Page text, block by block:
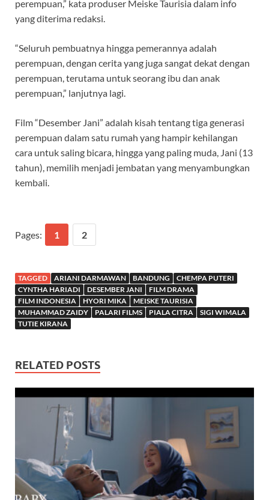
perempuan,” kata produser Meiske Taurisia dalam info
yang diterima redaksi.
“Seluruh pembuatnya hingga pemerannya adalah
perempuan, dengan cerita yang juga sangat dekat dengan
perempuan, terutama untuk seorang ibu dan anak
perempuan,” lanjutnya lagi.
Film “Desember Jani” adalah kisah tentang tiga generasi
perempuan dalam satu rumah yang hampir kehilangan
cara untuk saling bicara, hingga yang paling muda, Jani (13
tahun), memilih menjadi jembatan yang menyambungkan
kembali.
Pages: 1 2
TAGGED ARIANI DARMAWAN BANDUNG
CHEMPA PUTERI
CYNTHA HARIADI
DESEMBER JANI
FILM DRAMA
FILM INDONESIA
HYORI MIKA
MEISKE TAURISIA
MUHAMMAD ZAIDY
PALARI FILMS PIALA CITRA
SIGI WIMALA
TUTIE KIRANA
RELATED POSTS